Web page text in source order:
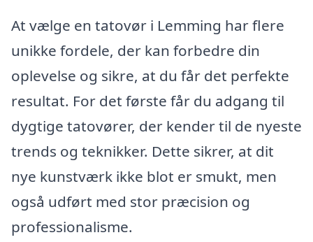
At vælge en tatovør i Lemming har flere
unikke fordele, der kan forbedre din
oplevelse og sikre, at du får det perfekte
resultat. For det første får du adgang til
dygtige tatovører, der kender til de nyeste
trends og teknikker. Dette sikrer, at dit
nye kunstværk ikke blot er smukt, men
også udført med stor præcision og
professionalisme.